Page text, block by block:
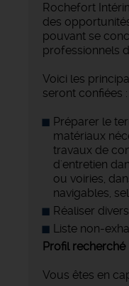
Rochefort
des
pouvant se
professionnels
Voici les
seront confiées :
Préparer le
matériaux
travaux de
d'entretien
ou voiries,
navigables,
Réaliser
Liste non-
Profil recherché
Vous êtes en